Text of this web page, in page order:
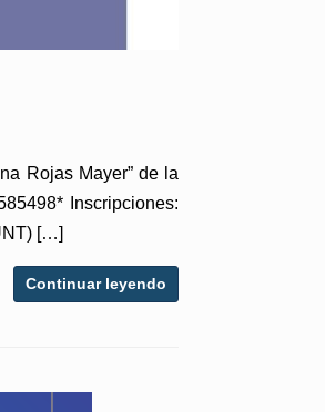
Rojas Mayer” de la
Inscripciones:
[…]
Continuar leyendo